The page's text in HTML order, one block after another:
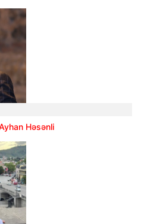
Həsənli